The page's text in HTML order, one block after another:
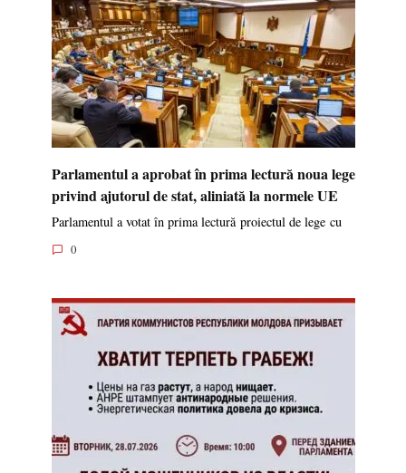
Parlamentul a aprobat în prima lectură noua lege
privind ajutorul de stat, aliniată la normele UE
Parlamentul a votat în prima lectură proiectul de lege cu
0